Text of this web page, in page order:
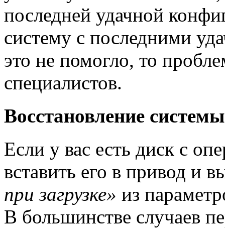
последней удачной
систему с последними
это не помогло, то
специалистов.
Восстановление системы
Если у вас есть диск с
вставить его в привод и
при загрузке» из
В большинстве случаев